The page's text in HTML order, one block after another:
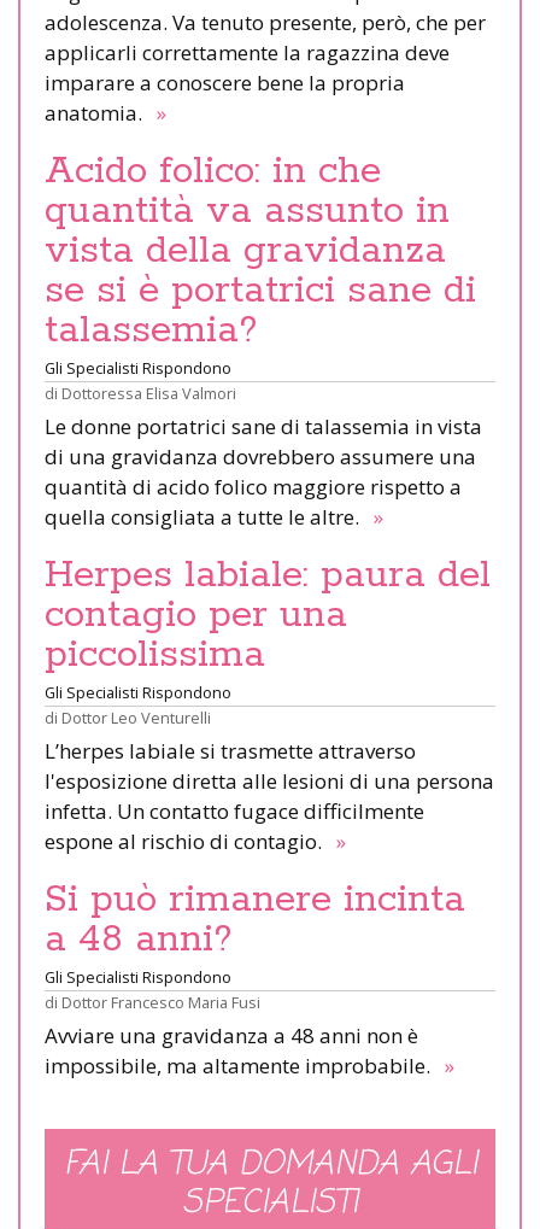
adolescenza. Va tenuto presente, però, che per
applicarli correttamente la ragazzina deve
imparare a conoscere bene la propria
anatomia. »
Acido folico: in che
quantità va assunto in
vista della gravidanza
se si è portatrici sane di
talassemia?
Gli Specialisti Rispondono
di Dottoressa Elisa Valmori
Le donne portatrici sane di talassemia in vista
di una gravidanza dovrebbero assumere una
quantità di acido folico maggiore rispetto a
quella consigliata a tutte le altre. »
Herpes labiale: paura del
contagio per una
piccolissima
Gli Specialisti Rispondono
di Dottor Leo Venturelli
L’herpes labiale si trasmette attraverso
l'esposizione diretta alle lesioni di una persona
infetta. Un contatto fugace difficilmente
espone al rischio di contagio. »
Si può rimanere incinta
a 48 anni?
Gli Specialisti Rispondono
di Dottor Francesco Maria Fusi
Avviare una gravidanza a 48 anni non è
impossibile, ma altamente improbabile. »
FAI LA TUA DOMANDA AGLI
SPECIALISTI